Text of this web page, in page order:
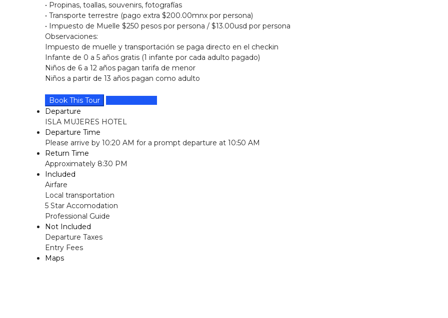
• Propinas, toallas, souvenirs, fotografías
• Transporte terrestre (pago extra $200.00mnx por persona)
• Impuesto de Muelle $250 pesos por persona / $13.00usd por persona
Observaciones:
Impuesto de muelle y transportación se paga directo en el checkin
Infante de 0 a 5 años gratis (1 infante por cada adulto pagado)
Niños de 6 a 12 años pagan tarifa de menor
Niños a partir de 13 años pagan como adulto
Book This Tour
Departure
ISLA MUJERES HOTEL
Departure Time
Please arrive by 10:20 AM for a prompt departure at 10:50 AM
Return Time
Approximately 8:30 PM
Included
Airfare
Local transportation
5 Star Accomodation
Professional Guide
Not Included
Departure Taxes
Entry Fees
Maps